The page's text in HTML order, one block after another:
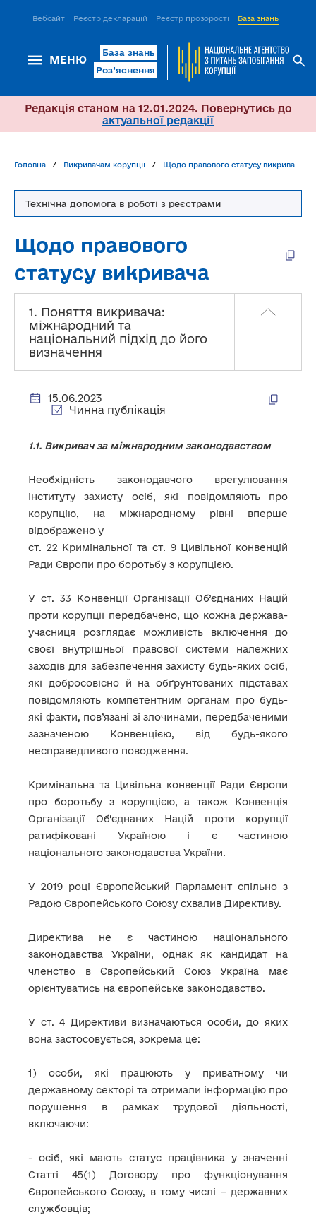
Вебсайт Реєстр декларацій Реєстр прозорості База знань
МЕНЮ
База знань
Роз’яснення
Редакція станом на 12.01.2024. Повернутись до
актуальної редакції
Головна Викривачам корупції
Технічна допомога в роботі з реєстрами
Щодо правового
статусу викривача
1. Поняття викривача:
міжнародний та
національний підхід до його
визначення
15.06.2023
Чинна публікація
1.1. Викривач за міжнародним законодавством
Необхідність законодавчого врегулювання
інституту захисту осіб, які повідомляють про
корупцію, на міжнародному рівні вперше
відображено у
ст. 22 Кримінальної та ст. 9 Цивільної конвенцій
Ради Європи про боротьбу з корупцією.
У ст. 33 Конвенції Організації Об’єднаних Націй
проти корупції передбачено, що кожна держава-
учасниця розглядає можливість включення до
своєї внутрішньої правової системи належних
заходів для забезпечення захисту будь-яких осіб,
які добросовісно й на обґрунтованих підставах
повідомляють компетентним органам про будь-
які факти, пов’язані зі злочинами, передбаченими
зазначеною Конвенцією, від будь-якого
несправедливого поводження.
Кримінальна та Цивільна конвенції Ради Європи
про боротьбу з корупцією, а також Конвенція
Організації Об’єднаних Націй проти корупції
ратифіковані Україною і є частиною
національного законодавства України.
У 2019 році Європейський Парламент спільно з
Радою Європейського Союзу схвалив Директиву.
Директива не є частиною національного
законодавства України, однак як кандидат на
членство в Європейський Союз Україна має
орієнтуватись на європейське законодавство.
У ст. 4 Директиви визначаються особи, до яких
вона застосовується, зокрема це:
1) особи, які працюють у приватному чи
державному секторі та отримали інформацію про
порушення в рамках трудової діяльності,
включаючи:
- осіб, які мають статус працівника у значенні
Статті 45(1) Договору про функціонування
Європейського Союзу, в тому числі – державних
службовців;